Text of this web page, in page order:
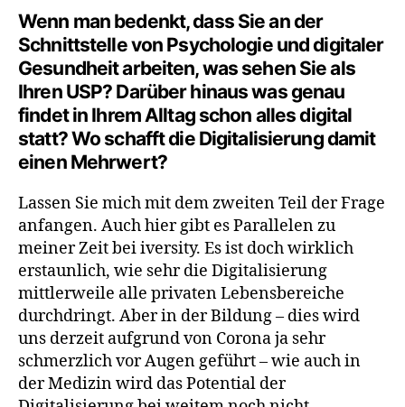
Wenn man bedenkt, dass Sie an der
Schnittstelle von Psychologie und digitaler
Gesundheit arbeiten, was sehen Sie als
Ihren USP? Darüber hinaus was genau
findet in Ihrem Alltag schon alles digital
statt? Wo schafft die Digitalisierung damit
einen Mehrwert?
Lassen Sie mich mit dem zweiten Teil der Frage
anfangen. Auch hier gibt es Parallelen zu
meiner Zeit bei iversity. Es ist doch wirklich
erstaunlich, wie sehr die Digitalisierung
mittlerweile alle privaten Lebensbereiche
durchdringt. Aber in der Bildung – dies wird
uns derzeit aufgrund von Corona ja sehr
schmerzlich vor Augen geführt – wie auch in
der Medizin wird das Potential der